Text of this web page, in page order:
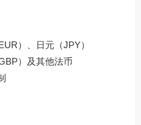
）、日元（JPY）
）及其他法币